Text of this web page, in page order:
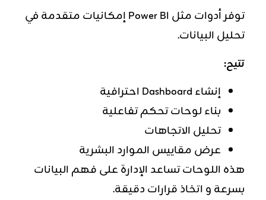
توفر أدوات مثل Power BI إمكانيات متقدمة في
تحليل البيانات.
تتيح:
إنشاء Dashboard احترافية
بناء لوحات تحكم تفاعلية
تحليل الاتجاهات
عرض مقاييس الموارد البشرية
هذه اللوحات تساعد الإدارة على فهم البيانات
بسرعة و اتخاذ قرارات دقيقة.